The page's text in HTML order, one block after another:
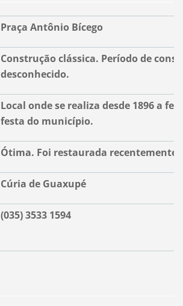
Praça Antônio Bícego
Construção clássica. Período de
desconhecido.
Local onde se realiza desde 1896 a
festa do município.
Ótima. Foi restaurada recentemente
Cúria de Guaxupé
(035) 3533 1594